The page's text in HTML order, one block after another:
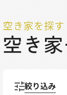
空き家を探す
空き
絞り込み